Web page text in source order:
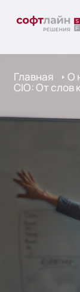
Главная О
CIO: От слов